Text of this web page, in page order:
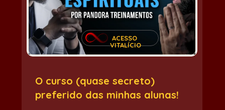
O curso (quase secreto)
preferido das minhas alunas!
ACESSO
VITALÍCIO